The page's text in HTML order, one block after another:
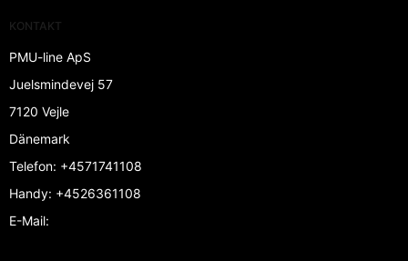
KONTAKT
PMU-line ApS
Juelsmindevej 57
7120 Vejle
Dänemark
Telefon: +4571741108
Handy: +4526361108
E-Mail: